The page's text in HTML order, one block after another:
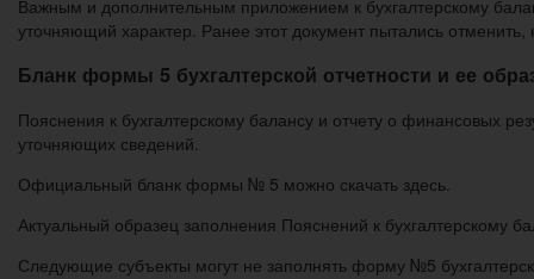
Важным и дополнительным приложением к бухгалтерскому
уточняющий характер. Ранее этот документ пытались
Бланк формы 5 бухгалтерской отчетности и ее
Пояснения к бухгалтерскому балансу и отчету о финансовых
уточняющих сведений.
Официальный бланк формы № 5 можно скачать здесь.
Актуальный образец заполнения Пояснений к бухгалтерскому
Следующие субъекты могут не заполнять форму №5